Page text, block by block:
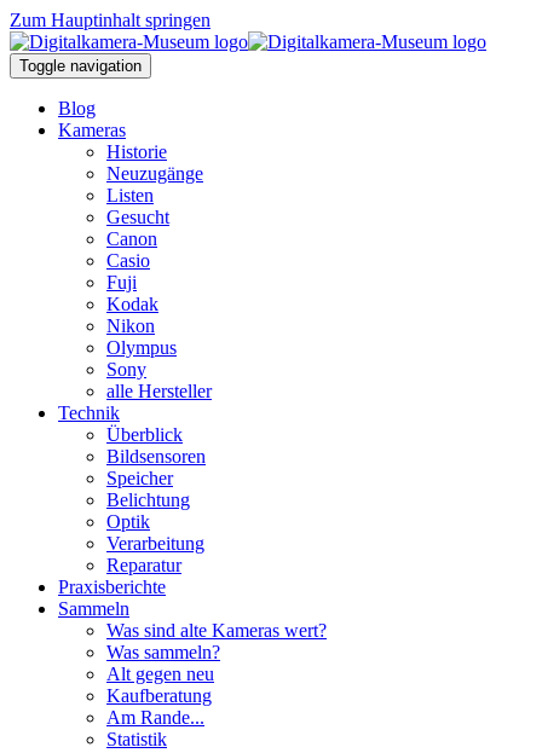
Zum Hauptinhalt springen
Toggle navigation
Blog
Kameras
Historie
Neuzugänge
Listen
Gesucht
Canon
Casio
Fuji
Kodak
Nikon
Olympus
Sony
alle Hersteller
Technik
Überblick
Bildsensoren
Speicher
Belichtung
Optik
Verarbeitung
Reparatur
Praxisberichte
Sammeln
Was sind alte Kameras wert?
Was sammeln?
Alt gegen neu
Kaufberatung
Am Rande...
Statistik